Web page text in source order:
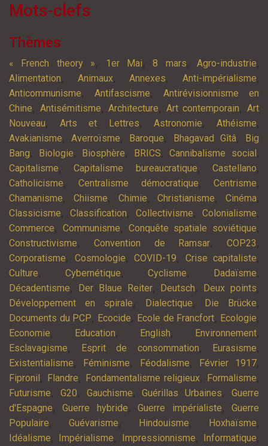
Mots-clefs
Thèmes
« French theory », 1er Mai,8 mars, Agro-industrie,
Alimentation, Animaux,Annexes,Anti-impérialisme,
Anticommunisme, Antifascisme, Antirévisionnisme en
Chine, Antisémitisme,Architecture, Art contemporain,Art
Nouveau,Arts et Lettres, Astronomie,Athéisme,
Avakianisme,Averroïsme, Baroque, Bhagavad Gîtâ,
Big
Bang, Biologie, Biosphère, BRICS,Cannibalisme social ,
Capitalisme,Capitalisme bureaucratique,Castellano,
Catholicisme,Centralisme démocratique,Centrisme,
Chamanisme, Chiisme, Chimie,Christianisme, Cinéma,
Classicisme, Classification, Collectivisme, Colonialisme,
Commerce, Communisme, Conquête spatiale soviétique,
Constructivisme, Convention de Ramsar, COP23 ,
Corporatisme, Cosmologie, COVID-19, Crise capitaliste,
Culture, Cybernétique, Cyclisme, Dadaïsme,
Décadentisme, Der Blaue Reiter, Deutsch, Deux points,
Développement en spirale, Dialectique, Die Brücke,
Documents du PCP, Ecocide, Ecole de Francfort, Ecologie,
Economie, Education, English, Environnement,
Esclavagisme, Esprit de consommation, Eurasisme,
Existentialisme, Féminisme, Féodalisme, Février 1917,
Fipronil , Flandre, Fondamentalisme religieux, Formalisme,
Futurisme, G20, Gauchisme,Guérillas Urbaines,Guerre
d'Espagne,Guerre hybride,Guerre impérialiste,Guerre
Populaire,Guévarisme, Hindouisme, Hoxhaïsme,
Idéalisme, Impérialisme, Impressionnisme, Informatique,